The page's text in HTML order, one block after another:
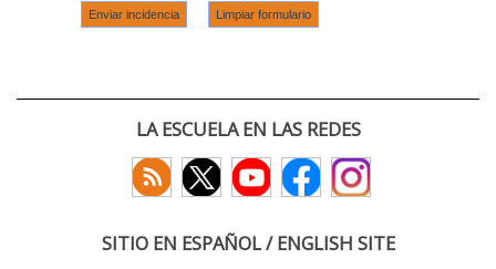
LA ESCUELA EN LAS REDES
SITIO EN ESPAÑOL / ENGLISH SITE